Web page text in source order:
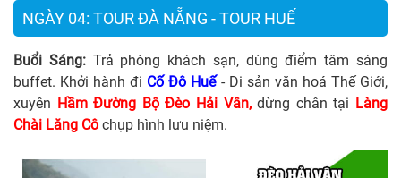
NGÀY 04: TOUR ĐÀ NẴNG - TOUR HUẾ
Buổi Sáng: Trả phòng khách sạn, dùng điểm tâm sáng
buffet. Khởi hành đi Cố Đô Huế- Di sản văn hoá Thế Giới,
xuyên Hầm Đường Bộ Đèo Hải Vân,dừng chân tại Làng
Chài Lăng Cô chụp hình lưu niệm.